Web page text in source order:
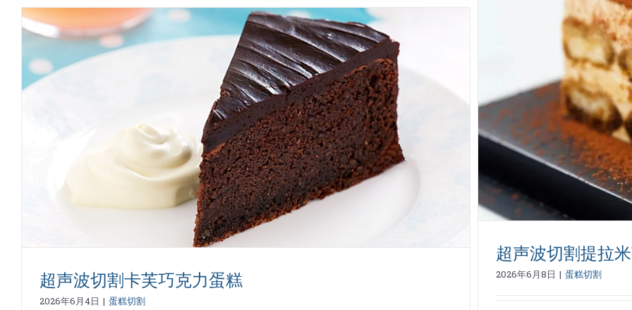
超声波切割提拉米苏慕斯蛋糕
蛋糕切割
超声波切割提拉
2026年6月8日 | 蛋糕切割
超声波切割卡芙巧克力蛋糕
2026年6月4日 | 蛋糕切割